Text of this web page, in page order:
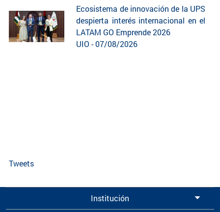
Ecosistema de innovación de la UPS
despierta interés internacional en el
LATAM GO Emprende 2026
UIO - 07/08/2026
Tweets
Institución